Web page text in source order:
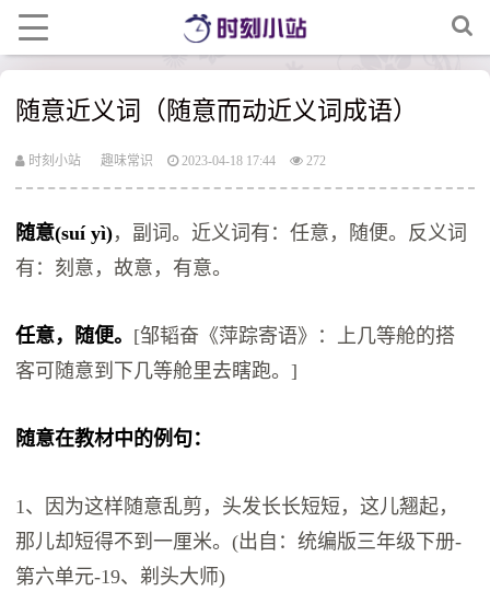
随意近义词（随意而动近义词成语）
时刻小站 趣味常识 2023-04-18 17:44 272
随意(suí yì)，副词。近义词有：任意，随便。反义词
有：刻意，故意，有意。
任意，随便。 [邹韬奋《萍踪寄语》：上几等舱的搭
客可随意到下几等舱里去瞎跑。]
随意在教材中的例句：
1、因为这样随意乱剪，头发长长短短，这儿翘起，
那儿却短得不到一厘米。(出自：统编版三年级下册-
第六单元-19、剃头大师)